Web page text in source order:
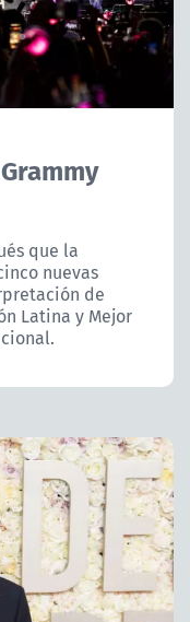
que la
nuevas
de
Latina y Mejor